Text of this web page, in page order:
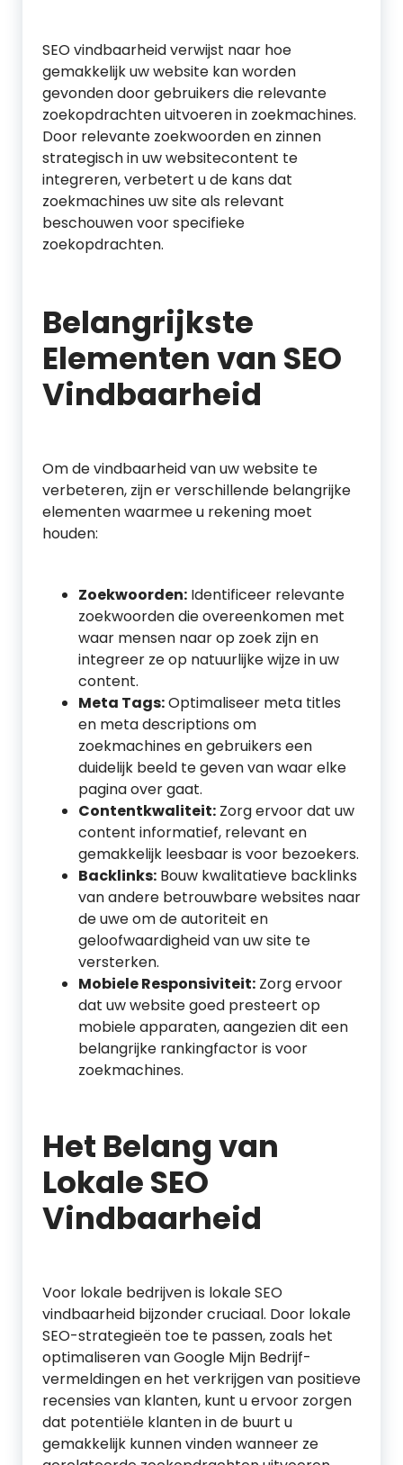
SEO vindbaarheid verwijst naar hoe
gemakkelijk uw website kan worden
gevonden door gebruikers die relevante
zoekopdrachten uitvoeren in zoekmachines.
Door relevante zoekwoorden en zinnen
strategisch in uw websitecontent te
integreren, verbetert u de kans dat
zoekmachines uw site als relevant
beschouwen voor specifieke
zoekopdrachten.
Belangrijkste
Elementen van SEO
Vindbaarheid
Om de vindbaarheid van uw website te
verbeteren, zijn er verschillende belangrijke
elementen waarmee u rekening moet
houden:
Zoekwoorden: Identificeer relevante
zoekwoorden die overeenkomen met
waar mensen naar op zoek zijn en
integreer ze op natuurlijke wijze in uw
content.
Meta Tags:Optimaliseer meta titles
en meta descriptions om
zoekmachines en gebruikers een
duidelijk beeld te geven van waar elke
pagina over gaat.
Contentkwaliteit: Zorg ervoor dat uw
content informatief, relevant en
gemakkelijk leesbaar is voor bezoekers.
Backlinks: Bouw kwalitatieve backlinks
van andere betrouwbare websites naar
de uwe om de autoriteit en
geloofwaardigheid van uw site te
versterken.
Mobiele Responsiviteit: Zorg ervoor
dat uw website goed presteert op
mobiele apparaten, aangezien dit een
belangrijke rankingfactor is voor
zoekmachines.
Het Belang van
Lokale SEO
Vindbaarheid
Voor lokale bedrijven is lokale SEO
vindbaarheid bijzonder cruciaal. Door lokale
SEO-strategieën toe te passen, zoals het
optimaliseren van Google Mijn Bedrijf-
vermeldingen en het verkrijgen van positieve
recensies van klanten, kunt u ervoor zorgen
dat potentiële klanten in de buurt u
gemakkelijk kunnen vinden wanneer ze